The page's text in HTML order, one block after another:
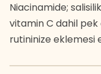
Niacinamide;
vitamin C dahil pek
rutininize eklemesi